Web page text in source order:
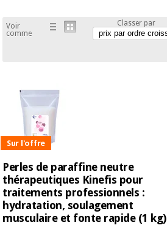
Offres
Académie
Tech
Fisaude
Médecine
Mobilier
clinique
Armoires
thérapeutiques
Matériel de
protection
essentiel
pour les
coronavirus
Nouveautes
Outlet
Académie
Tech
Fisaude
Médecine
traditionnelle
chinoise
Mobilier
clinique
Armoires
Voir
comme
Classer par
Sur l'offre
Perles de paraffine neutre
thérapeutiques Kinefis pour
traitements professionnels :
hydratation, soulagement
musculaire et fonte rapide (1 kg)